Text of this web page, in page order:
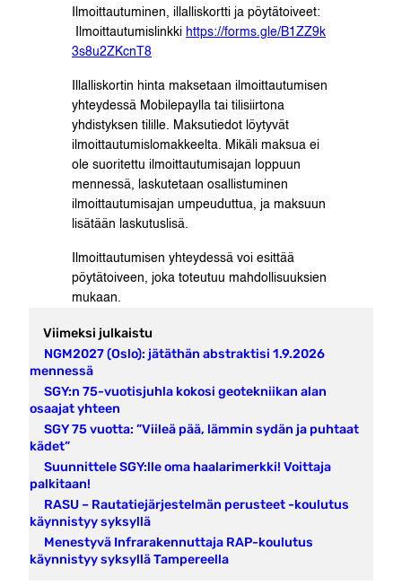
Ilmoittautuminen, illalliskortti ja pöytätoiveet:
Ilmoittautumislinkki https://forms.gle/B1ZZ9k
3s8u2ZKcnT8
Illalliskortin hinta maksetaan ilmoittautumisen
yhteydessä Mobilepaylla tai tilisiirtona
yhdistyksen tilille. Maksutiedot löytyvät
ilmoittautumislomakkeelta. Mikäli maksua ei
ole suoritettu ilmoittautumisajan loppuun
mennessä, laskutetaan osallistuminen
ilmoittautumisajan umpeuduttua, ja maksuun
lisätään laskutuslisä.
Ilmoittautumisen yhteydessä voi esittää
pöytätoiveen, joka toteutuu mahdollisuuksien
mukaan.
Viimeksi julkaistu
NGM2027 (Oslo): jätäthän abstraktisi 1.9.2026
mennessä
SGY:n 75-vuotisjuhla kokosi geotekniikan alan
osaajat yhteen
SGY 75 vuotta: ”Viileä pää, lämmin sydän ja puhtaat
kädet”
Suunnittele SGY:lle oma haalarimerkki! Voittaja
palkitaan!
RASU – Rautatiejärjestelmän perusteet -koulutus
käynnistyy syksyllä
Menestyvä Infrarakennuttaja RAP-koulutus
käynnistyy syksyllä Tampereella